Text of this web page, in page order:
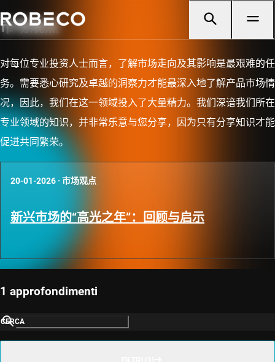
市场观点
对每位专业投资人士而言，了解市场走向及其影响是最艰难的任
务。需要悉心研究及卓越的洞察力才能最深入地了解产品市场情
况，因此，我们在这一领域投入了大量精力。我们深谙我们所在
专业领域的知识，并非常乐意与您分享，因为只有分享知识才能
促进共同繁荣。
20-01-2026 · 市场观点
新兴市场的“高光之年”：回顾与启示
1 approfondimenti
CERCA